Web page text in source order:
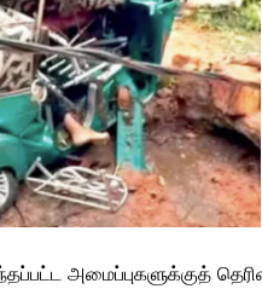
அமைப்புகளுக்குத்